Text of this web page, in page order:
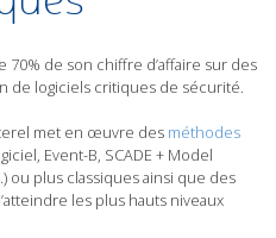
70% de son chiffre d’affaire sur des
de logiciels critiques de sécurité.
met en œuvre des méthodes
Event-B, SCADE + Model
ou plus classiques ainsi que des
les plus hauts niveaux